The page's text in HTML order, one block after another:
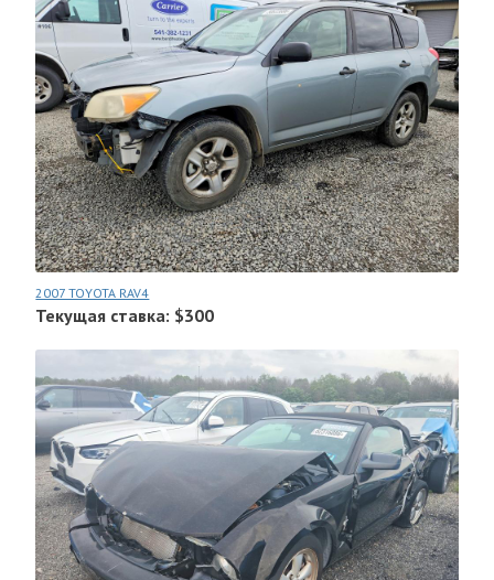
2007 TOYOTA RAV4
Текущая ставка: $300